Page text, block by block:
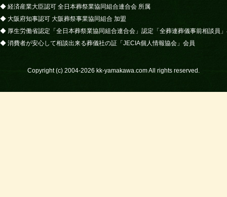
◆ 経済産業大臣認可 全日本葬祭業協同組合連合会 所属
◆ 大阪府知事認可 大阪葬祭事業協同組合 加盟
◆ 厚生労働省認定「全日本葬祭業協同組合連合会」認定「全葬連葬儀事前相談員
◆ 消費者が安心して相談出来る葬儀社の証「JECIA個人情報協会」会員
Copyright (c) 2004-2026 kk-yamakawa.com All rights reserved.